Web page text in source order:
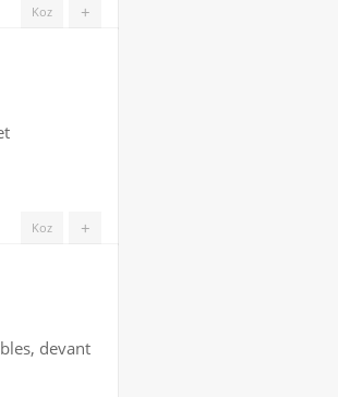
+
Koz
+
Koz
devant